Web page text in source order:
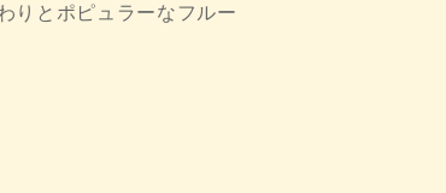
りとポピュラーなフルー